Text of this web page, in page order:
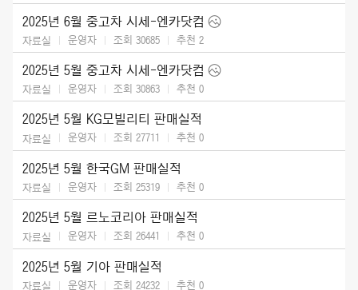
2025년 6월 중고차 시세-엔카닷컴
자료실 운영자 조회 30685 추천 2
2025년 5월 중고차 시세-엔카닷컴
자료실 운영자 조회 30863 추천 0
2025년 5월 KG모빌리티 판매실적
자료실 운영자 조회 27711 추천 0
2025년 5월 한국GM 판매실적
자료실 운영자 조회 25319 추천 0
2025년 5월 르노코리아 판매실적
자료실 운영자 조회 26441 추천 0
2025년 5월 기아 판매실적
자료실 운영자 조회 24232 추천 0